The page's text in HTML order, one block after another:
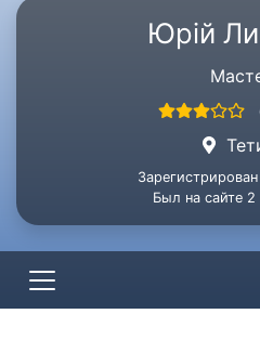
Юрій
Был на сайте 2